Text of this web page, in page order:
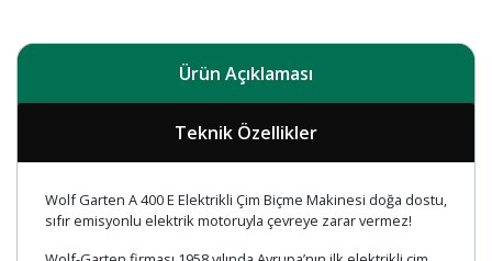
Ürün Açıklaması
Teknik Özellikler
Wolf Garten A 400 E Elektrikli Çim Biçme Makinesi doğa dostu,
sıfır emisyonlu elektrik motoruyla çevreye zarar vermez!